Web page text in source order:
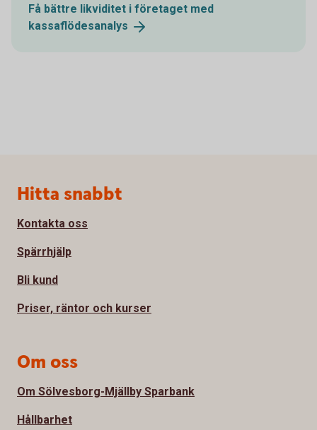
Få bättre likviditet i företaget med
kassaflödesanalys
Sidfot
Hitta snabbt
Kontakta oss
Spärrhjälp
Bli kund
Priser, räntor och kurser
Om oss
Om Sölvesborg-Mjällby Sparbank
Hållbarhet